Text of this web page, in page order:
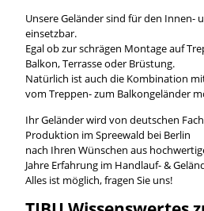
Unsere Geländer sind für den Innen-
einsetzbar.
Egal ob zur schrägen Montage auf
Balkon, Terrasse oder Brüstung.
Natürlich ist auch die Kombination
vom Treppen- zum Balkongeländer
Ihr Geländer wird von deutschen
Produktion im Spreewald bei Berlin
nach Ihren Wünschen aus
Jahre Erfahrung im Handlauf- &
Alles ist möglich, fragen Sie uns!